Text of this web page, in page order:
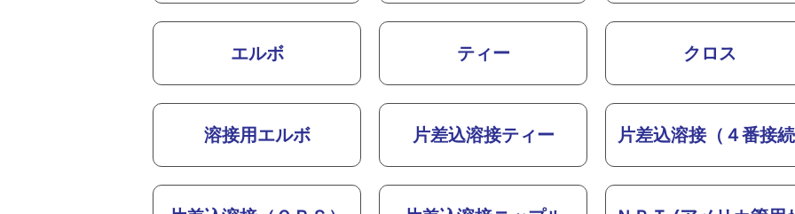
エルボ ティー クロス
溶接用エルボ 片差込溶接ティー 片差込溶接（４番接